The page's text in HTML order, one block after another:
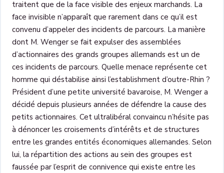
traitent que de la face visible des enjeux marchands. La
face invisible n’apparaît que rarement dans ce qu’il est
convenu d’appeler des incidents de parcours. La manière
dont M. Wenger se fait expulser des assemblées
d’actionnaires des grands groupes allemands est un de
ces incidents de parcours. Quelle menace représente cet
homme qui déstabilise ainsi l’establishment d’outre-Rhin ?
Président d’une petite université bavaroise, M. Wenger a
décidé depuis plusieurs années de défendre la cause des
petits actionnaires. Cet ultralibéral convaincu n’hésite pas
à dénoncer les croisements d’intérêts et de structures
entre les grandes entités économiques allemandes. Selon
lui, la répartition des actions au sein des groupes est
faussée par l’esprit de connivence qui existe entre les